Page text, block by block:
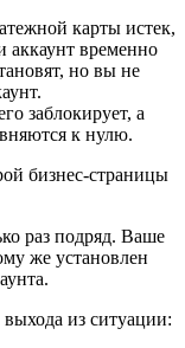
карты истек,
аккаунт временно
но вы не
заблокирует, а
к нулю.
бизнес-страницы
раз подряд. Ваше
же установлен
выхода из ситуации: